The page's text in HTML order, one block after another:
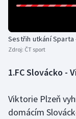
Plavání
Rychlobruslení
Sestřih utkání Sparta
Zdroj: ČT sport
1.FC Slovácko -
Viktorie Plzeň
domácím